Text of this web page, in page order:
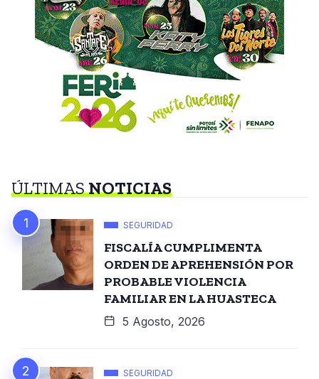
ÚLTIMASNOTICIAS
SEGURIDAD
FISCALÍA CUMPLIMENTA
ORDEN DE APREHENSIÓN POR
PROBABLE VIOLENCIA
FAMILIAR EN LA HUASTECA
5 Agosto, 2026
SEGURIDAD